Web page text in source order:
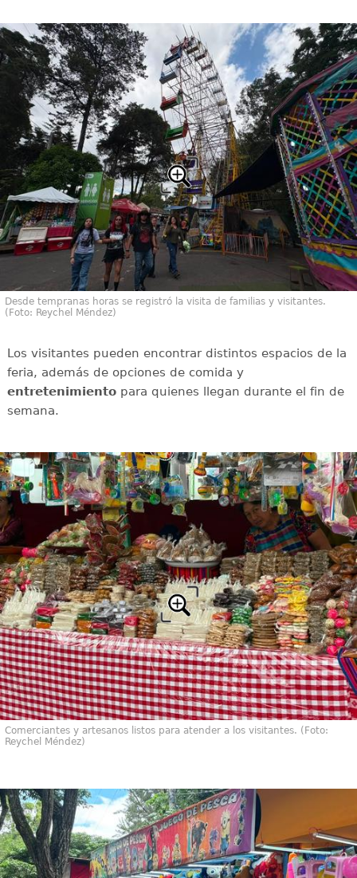
Desde tempranas horas se registró la visita de familias y visitantes.
(Foto: Reychel Méndez)
Los visitantes pueden encontrar distintos espacios de la
feria, además de opciones de comida y
entretenimientopara quienes llegan durante el fin de
semana.
Comerciantes y artesanos listos para atender a los visitantes. (Foto:
Reychel Méndez)